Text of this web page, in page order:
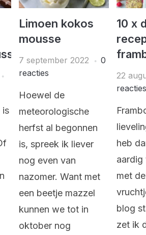
is
Limoen kokos
mousse
7 september 2022
0
reacties
Hoewel de
meteorologische
herfst al begonnen
is, spreek ik liever
nog even van
nazomer. Want met
een beetje mazzel
kunnen we tot in
oktober nog
10 x
22
reacties
heb
aardig
met
blog
zet ik